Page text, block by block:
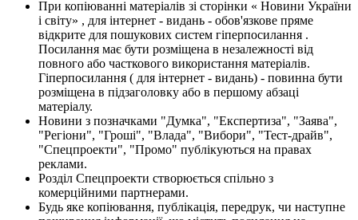
При копіюванні матеріалів зі сторінки « Новини України
і світу» , для інтернет - видань - обов'язкове пряме
відкрите для пошукових систем гіперпосилання .
Посилання має бути розміщена в незалежності від
повного або часткового використання матеріалів.
Гіперпосилання ( для інтернет - видань) - повинна бути
розміщена в підзаголовку або в першому абзаці
матеріалу.
Новини з позначками "Думка", "Експертиза", "Заява",
"Регіони", "Гроші", "Влада", "Вибори", "Тест-драйв",
"Спецпроекти", "Промо" публікуються на правах
реклами.
Розділ Спецпроекти створюється спільно з
комерційними партнерами.
Будь яке копіювання, публікація, передрук, чи наступне